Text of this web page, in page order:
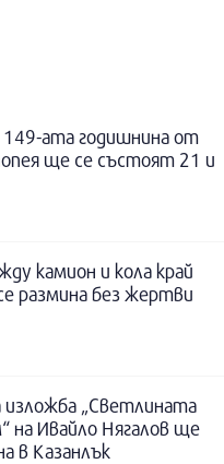
ата годишнина от
ще се състоят 21 и
камион и кола край
размина без жертви
„Светлината
на Ивайло Нягалов ще
в Казанлък